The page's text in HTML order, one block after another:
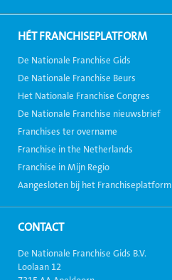
HÉT FRANCHISEPLATFORM
De Nationale Franchise Gids
De Nationale Franchise Beurs
Het Nationale Franchise Congres
De Nationale Franchise nieuwsbrief
Franchises ter overname
Franchise in the Netherlands
Franchise in Mijn Regio
Aangesloten bij het Franchiseplatform
CONTACT
De Nationale Franchise Gids B.V.
Loolaan 12